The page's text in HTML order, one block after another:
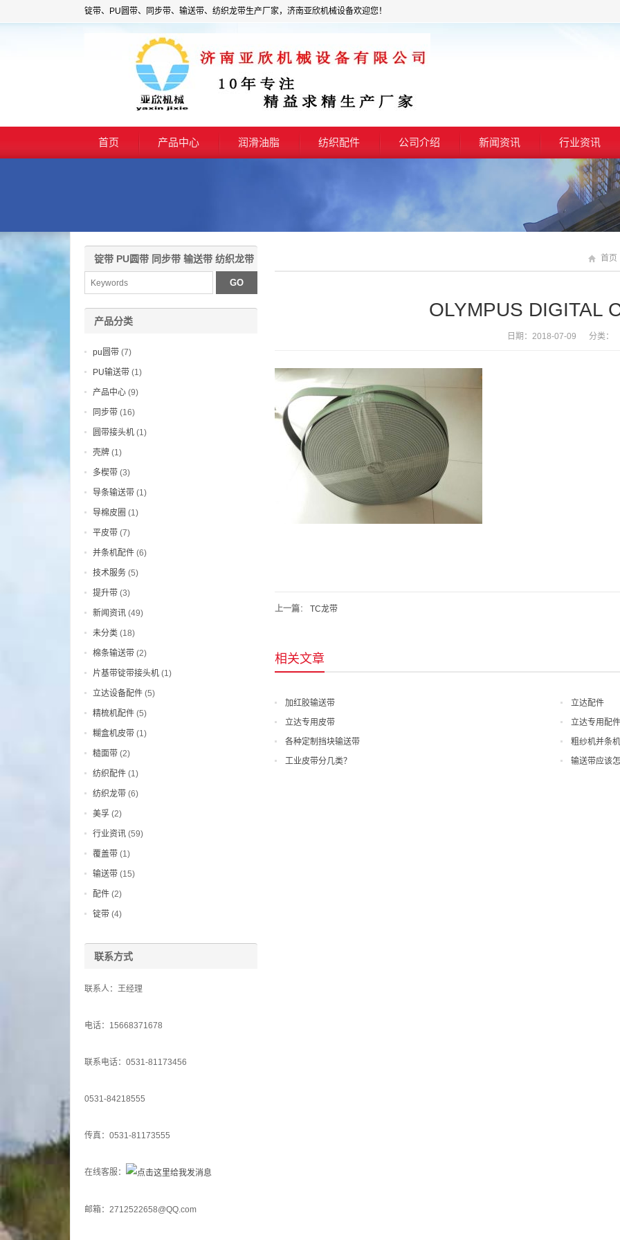
锭带、PU圆带、同步带、输送带、纺织龙带生产厂家，济南亚欣机械设备欢迎您！
首页 产品中心 润滑油脂 纺织配件 公司介绍 新闻资讯 行业资讯
首页
OLYMPUS DIGITAL
日期：2018-07-09 分类：
上一篇： TC龙带
相关文章
加红胶输送带
立达配件
立达专用皮带
立达专用配件
各种定制挡块输送带
粗纱机并条
工业皮带分几类？
输送带应该
锭带 PU圆带 同步带 输送带 纺织龙带
产品分类
pu圆带 (7)
PU输送带 (1)
产品中心 (9)
同步带 (16)
圆带接头机 (1)
壳牌 (1)
多楔带 (3)
导条输送带 (1)
导棉皮圈 (1)
平皮带 (7)
并条机配件 (6)
技术服务 (5)
提升带 (3)
新闻资讯 (49)
未分类 (18)
棉条输送带 (2)
片基带锭带接头机 (1)
立达设备配件 (5)
精梳机配件 (5)
糊盒机皮带 (1)
糙面带 (2)
纺织配件 (1)
纺织龙带 (6)
美孚 (2)
行业资讯 (59)
覆盖带 (1)
输送带 (15)
配件 (2)
锭带 (4)
联系方式
联系人：王经理
电话：15668371678
联系电话：0531-81173456
0531-84218555
传真：0531-81173555
在线客服：
邮箱：2712522658@QQ.com